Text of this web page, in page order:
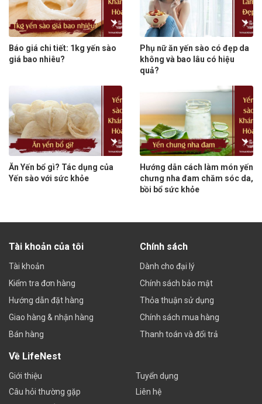
Báo giá chi tiết: 1kg yến sào
giá bao nhiêu?
Phụ nữ ăn yến sào có đẹp da
không và bao lâu có hiệu
quả?
Ăn Yến bổ gì? Tác dụng của
Yến sào với sức khỏe
Hướng dẫn cách làm món yến
chưng nha đam chăm sóc da,
bồi bổ sức khỏe
Tài khoản của tôi
Tài khoản
Kiểm tra đơn hàng
Hướng dẫn đặt hàng
Giao hàng & nhận hàng
Bán hàng
Chính sách
Dành cho đại lý
Chính sách bảo mật
Thỏa thuận sử dụng
Chính sách mua hàng
Thanh toán và đổi trả
Về LifeNest
Giới thiệu
Câu hỏi thường gặp
Tuyển dụng
Liên hệ